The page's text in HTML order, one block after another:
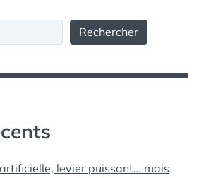
Rechercher
levier puissant… mais